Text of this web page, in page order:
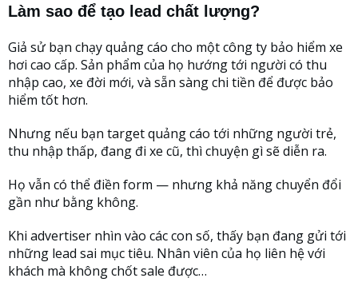
Làm sao để tạo lead chất lượng?
Giả sử bạn chạy quảng cáo cho một công ty bảo hiểm xe
hơi cao cấp. Sản phẩm của họ hướng tới người có thu
nhập cao, xe đời mới, và sẵn sàng chi tiền để được bảo
hiểm tốt hơn.
Nhưng nếu bạn target quảng cáo tới những người trẻ,
thu nhập thấp, đang đi xe cũ, thì chuyện gì sẽ diễn ra.
Họ vẫn có thể điền form — nhưng khả năng chuyển đổi
gần như bằng không.
Khi advertiser nhìn vào các con số, thấy bạn đang gửi tới
những lead sai mục tiêu. Nhân viên của họ liên hệ với
khách mà không chốt sale được…